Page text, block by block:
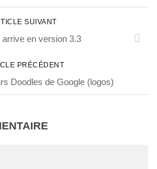
SUIVANT
arrive en version 3.3
PRÉCÉDENT
Doodles de Google (logos)